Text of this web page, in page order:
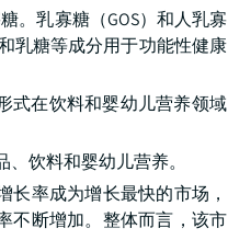
。乳寡糖（GOS）和人乳寡
乳糖等成分用于功能性健康
式在饮料和婴幼儿营养领域
饮料和婴幼儿营养。
率成为增长最快的市场，
不断增加。整体而言，该市